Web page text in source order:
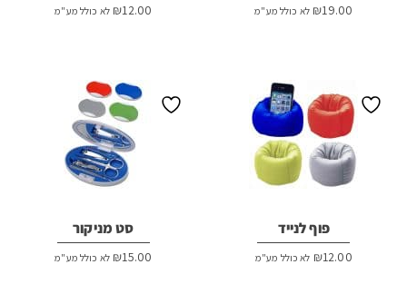
₪19.00 לא כולל מע"מ ₪12.00 לא כולל מע"מ
פוף לנייד
₪12.00 לא כולל מע"מ
סט מניקור
₪15.00 לא כולל מע"מ